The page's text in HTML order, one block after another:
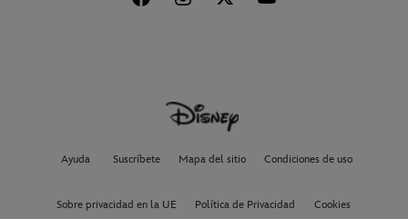
Ayuda Suscríbete Mapa del sitio Condiciones de uso
Sobre privacidad en la UE Política de Privacidad Cookies